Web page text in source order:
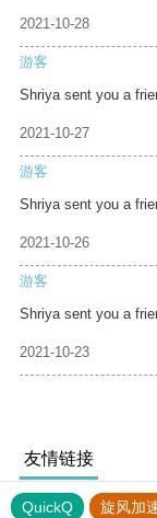
2021-10-28
游客
Shriya sent you a
2021-10-27
游客
Shriya sent you a
2021-10-26
游客
Shriya sent you a
2021-10-23
友情链接
QuickQ 旋风加